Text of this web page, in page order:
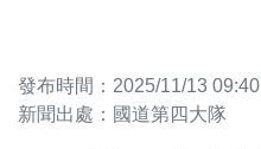
發布時間：2025/11/13 09:40
新聞出處：國道第四大隊